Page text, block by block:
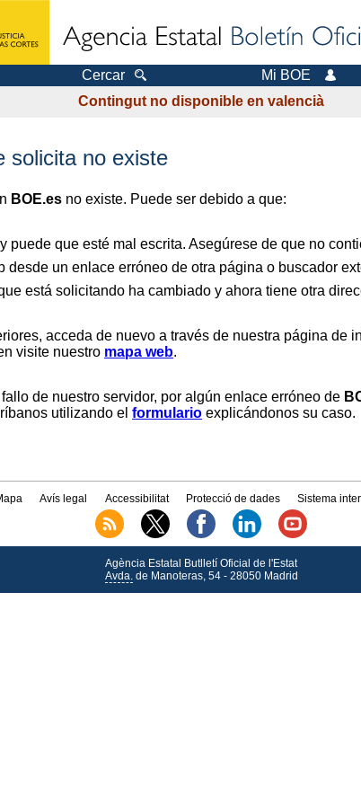
Cercar Mi BOE
Contingut no disponible en valencià
solicita no existe
BOE.es no existe. Puede ser debido a que:
puede que esté mal escrita. Asegúrese de que no
desde un enlace erróneo de otra página o buscador
está solicitando ha cambiado y ahora tiene otra
acceda de nuevo a través de nuestra página de
visite nuestro mapa web.
de nuestro servidor, por algún enlace erróneo de
utilizando el formulario explicándonos su caso.
Avís legal Accessibilitat Protecció de dades Sistema
Agència Estatal Butlletí Oficial de l'Estat
Avda.de Manoteras, 54 - 28050 Madrid